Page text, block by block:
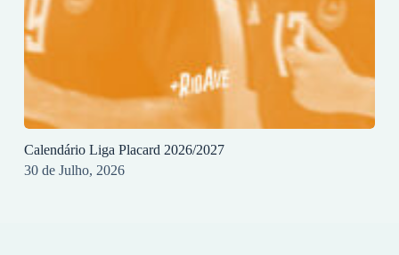
Calendário Liga Placard 2026/2027
30 de Julho, 2026